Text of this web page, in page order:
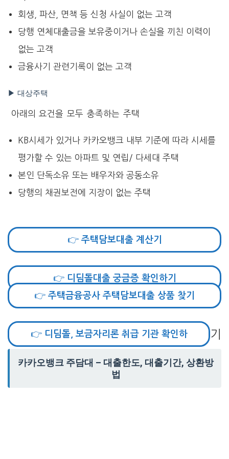
회생, 파산, 면책 등 신청 사실이 없는 고객
당행 연체대출금을 보유중이거나 손실을 끼친 이력이
없는 고객
금융사기 관련기록이 없는 고객
▶ 대상주택
아래의 요건을 모두 충족하는 주택
KB시세가 있거나 카카오뱅크 내부 기준에 따라 시세를
평가할 수 있는 아파트 및 연립/ 다세대 주택
본인 단독소유 또는 배우자와 공동소유
당행의 채권보전에 지장이 없는 주택
👉 주택담보대출 계산기
👉 디딤돌대출 궁금증 확인하기
👉 주택금융공사 주택담보대출 상품 찾기
👉 디딤돌, 보금자리론 취급 기관 확인하 기
카카오뱅크 주담대 – 대출한도, 대출기간, 상환방
법